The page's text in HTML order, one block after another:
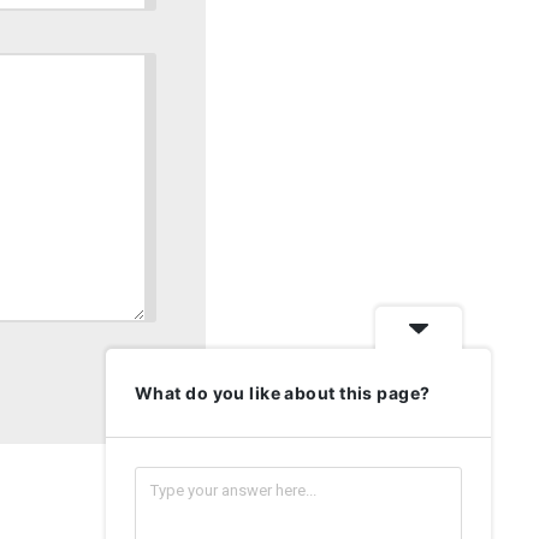
What do you like about this page?